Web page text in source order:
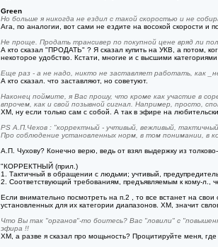
Green
Но больше я никогда не ездил с такой скоростью и не
Ага, по аналогии, вот сами не ездите на восокой скорости и
Не проще. Продать трансивер по покупной цене вряд ли
А кто сказал "ПРОДАТЬ" ? Я сказал купить на УКВ, а потом,
некоторое удобство. Кстати, многие и с высшими категориями
Еще раз - а не надо, никто не заставляет работать, как
А кто сказал. что заставляют, но советуют.
Наконец поймите, я Вас прошу, что кроме как участие в
впрочем, как и свой позывной сигнал. Например, просто,
ХМ, ну если только сам с собой. А так в эфире на
PS А.П.Чехов : "корректный - учтивый, вежливый,
Про соблюдение установленных норм, в том понимании, в
А.П. Чухову? Конечно верю, ведь от взял выдержку из
"КОРРЕКТНЫЙ (прил.)
1. Тактичный в обращении с людьми; учтивый,
2. Соответствующий требованиям, предъявляемым к кому-л.,
Если внимательно посмотреть на п.2 , то все встанет на
установленных для их категории диапазонов. ХМ, значит
Что Вы так "органов"-то боитесь? Вас "ловили" с
эфира !!
ХМ, а разве я сказал про мощьность? Процитируйте меня,